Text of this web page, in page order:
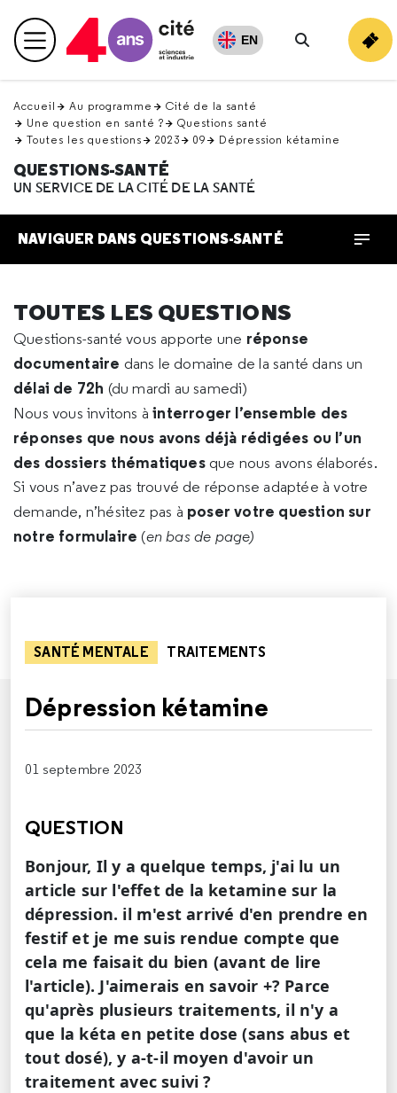
en
haut Menu principal EN
Rechercher
Accueil Au programme
Cité de la santé
Une question en santé ?
Questions santé
Toutes les questions
2023 09 Dépression kétamine
QUESTIONS-SANTÉ
UN SERVICE DE LA CITÉ DE LA SANTÉ
NAVIGUER DANS QUESTIONS-SANTÉ
TOUTES LES QUESTIONS
Questions-santé vous apporte une réponse
documentaire dans le domaine de la santé dans un
délai de 72h (du mardi au samedi)
Nous vous invitons àinterroger l’ensemble des
réponses que nous avons déjà rédigées ou l’un
des dossiers thématiques que nous avons élaborés.
Si vous n’avez pas trouvé de réponse adaptée à votre
demande, n’hésitez pas à poser votre question sur
notre formulaire (en bas de page)
SANTÉ MENTALE TRAITEMENTS
Dépression kétamine
01 septembre 2023
QUESTION
Bonjour, Il y a quelque temps, j'ai lu un
article sur l'effet de la ketamine sur la
dépression. il m'est arrivé d'en prendre en
festif et je me suis rendue compte que
cela me faisait du bien (avant de lire
l'article). J'aimerais en savoir +? Parce
qu'après plusieurs traitements, il n'y a
que la kéta en petite dose (sans abus et
tout dosé), y a-t-il moyen d'avoir un
traitement avec suivi ?